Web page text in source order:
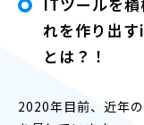
れを作り出
とは？！
2020年目前、近年